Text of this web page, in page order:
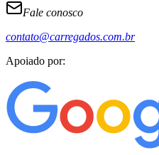
Fale conosco
contato@carregados.com.br
Apoiado por: